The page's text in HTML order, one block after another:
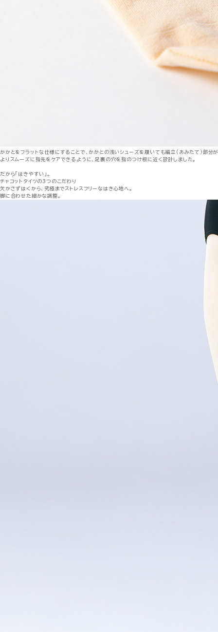
かかとをフラットな仕様にすることで、かかとの浅いシューズを履いても編立（あみたて）部
よりスムーズに指先をケアできるように、足裏の穴を指のつけ根に近く設計しました。
だから「はきやすい」。
チャコットタイツの3つのこだわり
欠かさずはくから、究極までストレスフリーなはき心地へ。
脚に合わせた細かな調整。